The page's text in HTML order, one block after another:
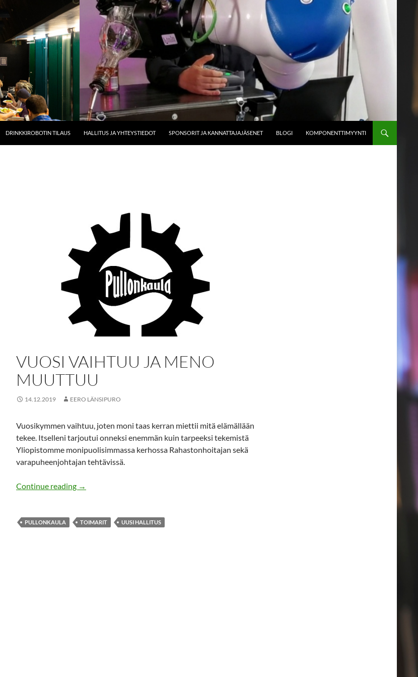
DRINKKIROBOTIN TILAUS HALLITUS JA YHTEYSTIEDOT SPONSORIT JA KANNATTAJAJÄSENET BLOGI KOMPONENTTIMYYNTI
VUOSI VAIHTUU JA MENO
MUUTTUU
14.12.2019 EERO LÄNSIPURO
Vuosikymmen vaihtuu, joten moni taas kerran miettii mitä elämällään
tekee. Itselleni tarjoutui onneksi enemmän kuin tarpeeksi tekemistä
Yliopistomme monipuolisimmassa kerhossa Rahastonhoitajan sekä
varapuheenjohtajan tehtävissä.
Continue reading Vuosi vaihtuu ja meno muuttuu
→
PULLONKAULA TOIMARIT UUSI HALLITUS